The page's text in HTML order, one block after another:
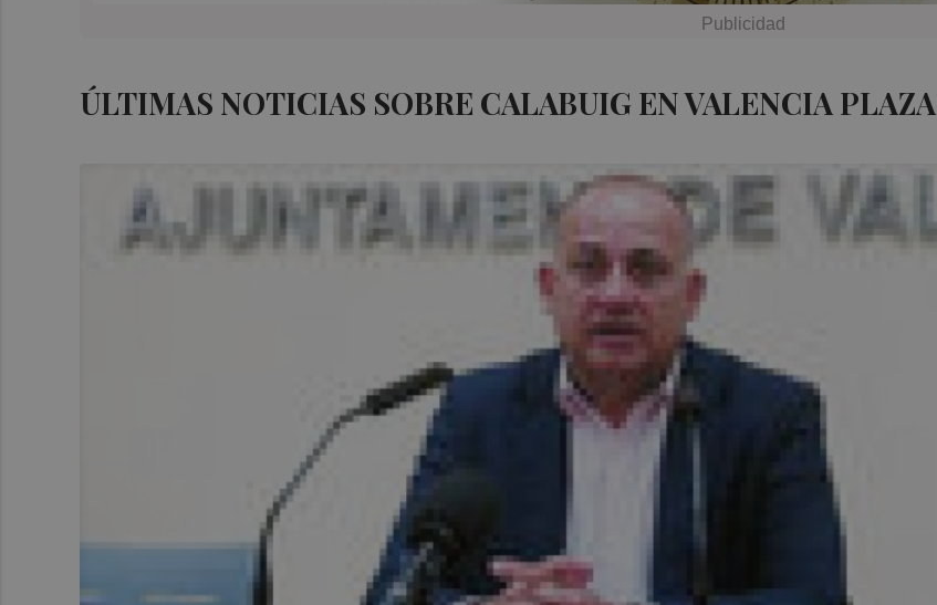
ÚLTIMAS NOTICIAS SOBRE CALABUIG EN VALENCIA PLAZA